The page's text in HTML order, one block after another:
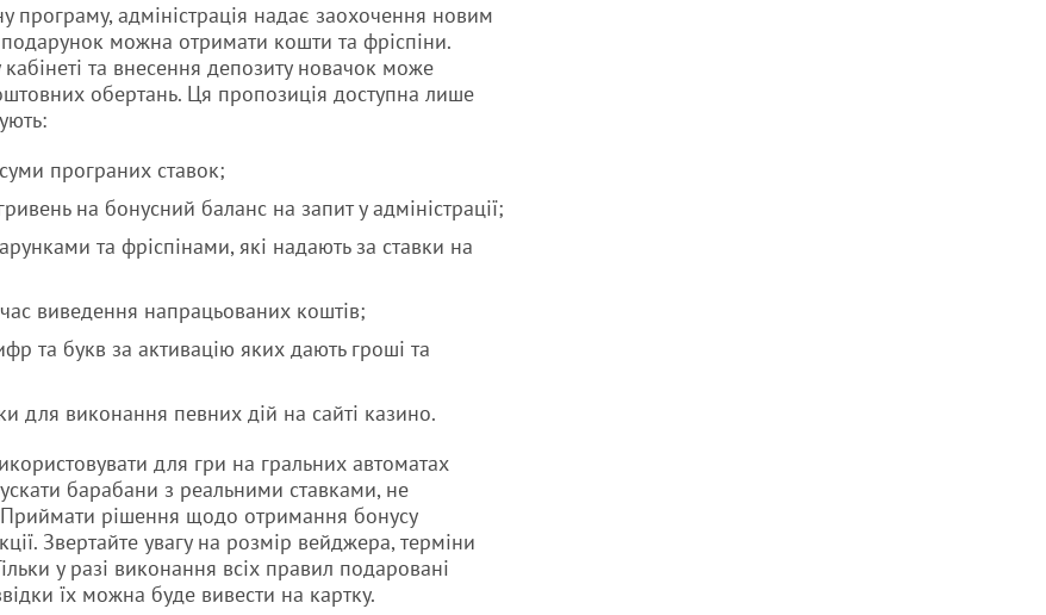
адміністрація надає заохочення новим
можна отримати кошти та фріспіни.
кабінеті та внесення депозиту новачок може
обертань. Ця пропозиція доступна лише
програних ставок;
на бонусний баланс на запит у адміністрації;
та фріспінами, які надають за ставки на
виведення напрацьованих коштів;
та букв за активацію яких дають гроші та
для виконання певних дій на сайті казино.
для гри на гральних автоматах
барабани з реальними ставками, не
рішення щодо отримання бонусу
Звертайте увагу на розмір вейджера, терміни
у разі виконання всіх правил подаровані
їх можна буде вивести на картку.